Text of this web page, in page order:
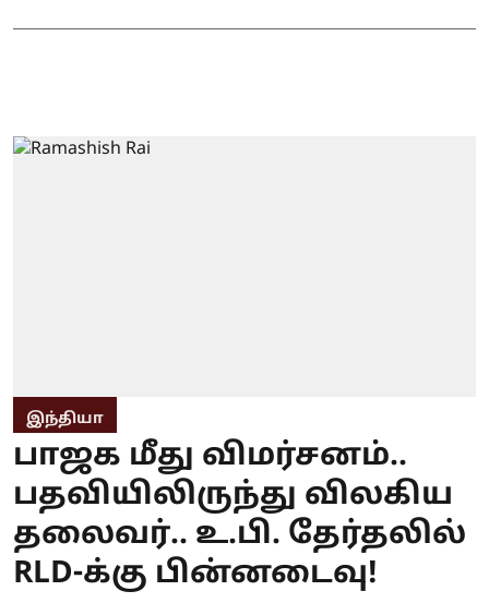
இந்தியா
பாஜக மீது விமர்சனம்..
பதவியிலிருந்து விலகிய
தலைவர்.. உ.பி. தேர்தலில்
RLD-க்கு பின்னடைவு!